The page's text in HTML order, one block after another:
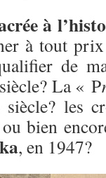
à
à tout
de
La « P
les
ou bien
, en 1947?